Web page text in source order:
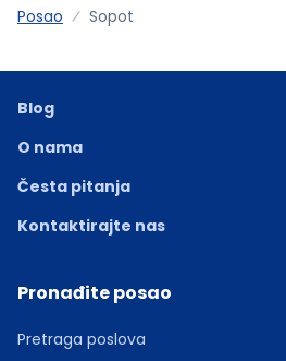
Posao Sopot
Blog
O nama
Česta pitanja
Kontaktirajte nas
Pronađite posao
Pretraga poslova